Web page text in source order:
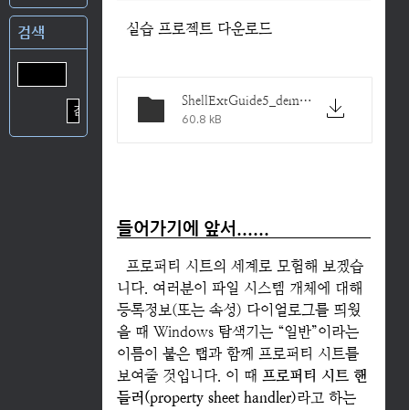
검색 실습 프로젝트 다운로드
ShellExtGuide5_demo.zip
60.8 kB
들어가기에 앞서......
프로퍼티 시트의 세계로 모험해 보겠습
니다. 여러분이 파일 시스템 개체에 대해
등록정보(또는 속성) 다이얼로그를 띄웠
을 때 Windows 탐색기는 “일반”이라는
이름이 붙은 탭과 함께 프로퍼티 시트를
보여줄 것입니다. 이 때 프로퍼티 시트 핸
들러(property sheet handler)라고 하는